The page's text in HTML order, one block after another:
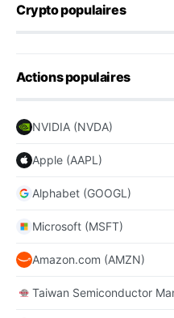
Crypto populaires
Actions populaires
NVIDIA (NVDA)
Apple (AAPL)
Alphabet (GOOGL)
Microsoft (MSFT)
Amazon.com (AMZN)
Taiwan Semiconductor